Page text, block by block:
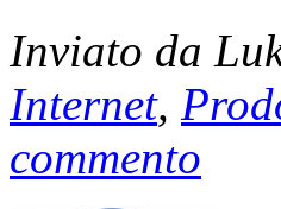
Inviato da
Internet,
commento